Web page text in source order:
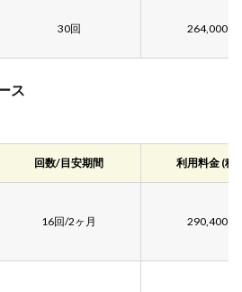
30回 264,000円
ス
回数/目安期間 利用料金 (税
16回/2ヶ月 290,400円